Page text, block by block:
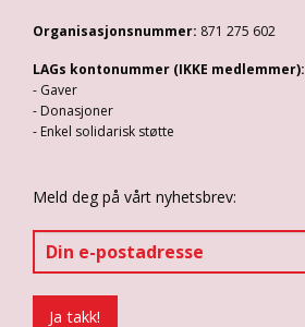
Organisasjonsnummer: 871 275 602
LAGs kontonummer (IKKE medlemmer):
- Gaver
- Donasjoner
- Enkel solidarisk støtte
Meld deg på vårt nyhetsbrev: